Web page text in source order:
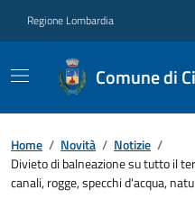
Regione Lombardia
Comune di
Home / Novità / Notizie /
Divieto di balneazione su tutto il
canali, rogge, specchi d'acqua,